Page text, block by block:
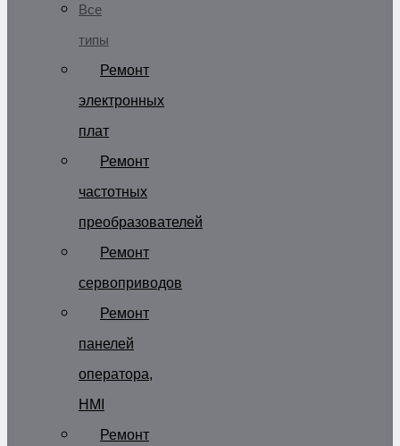
Все
типы
Ремонт
электронных
плат
Ремонт
частотных
преобразователей
Ремонт
сервоприводов
Ремонт
панелей
оператора,
HMI
Ремонт